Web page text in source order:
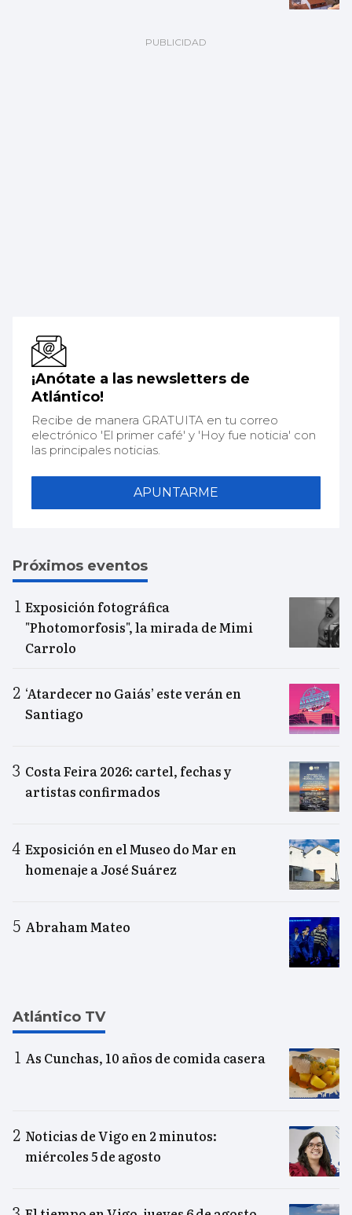
¡Anótate a las newsletters de
Atlántico!
Recibe de manera GRATUITA en tu correo
electrónico 'El primer café' y 'Hoy fue noticia' con
las principales noticias.
APUNTARME
Próximos eventos
Exposición fotográfica
"Photomorfosis", la mirada de Mimi
Carrolo
‘Atardecer no Gaiás’ este verán en
Santiago
Costa Feira 2026: cartel, fechas y
artistas confirmados
Exposición en el Museo do Mar en
homenaje a José Suárez
Abraham Mateo
Atlántico TV
As Cunchas, 10 años de comida casera
Noticias de Vigo en 2 minutos:
miércoles 5 de agosto